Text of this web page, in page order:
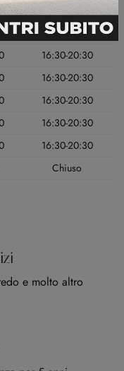
POMERIGGIO
16:30-20:30
16:30-20:30
16:30-20:30
16:30-20:30
16:30-20:30
16:30-20:30
Chiuso
e molto altro